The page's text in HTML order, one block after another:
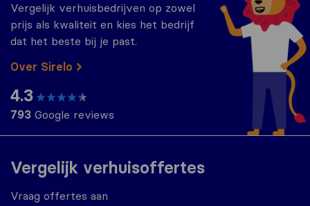
Vergelijk verhuisoffertes
Vraag offertes aan
Vergelijk verhuisbedrijven op zowel
prijs als kwaliteit en kies het bedrijf
dat het beste bij je past.
Over Sirelo
4.3
793 Google reviews